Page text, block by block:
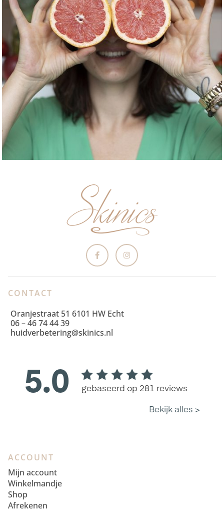
CONTACT
Oranjestraat 51 6101 HW Echt
06 – 46 74 44 39
huidverbetering@skinics.nl
ACCOUNT
Mijn account
Winkelmandje
Shop
Afrekenen